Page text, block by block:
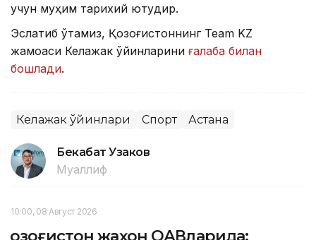
учун муҳим тарихий ютуқдир.
Эслатиб ўтамиз, Қозоғистоннинг Team KZ
жамоаси Келажак ўйинларини ғалаба билан
бошлади.
Келажак ўйинлари Спорт Астана
Бекабат Узаков
Муаллиф
10:00, 08 Август 2026
Қозоғистон жаҳон ОАВларида: